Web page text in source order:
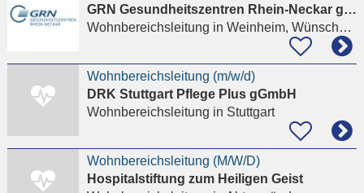
GRN Gesundheitszentren Rhein-Neckar gGmbH
Wohnbereichsleitung in Weinheim, Wünschmichelbach
Wohnbereichsleitung (m/w/d)
DRK Stuttgart Pflege Plus gGmbH
Wohnbereichsleitung in Stuttgart
Wohnbereichsleitung (M/W/D)
Hospitalstiftung zum Heiligen Geist